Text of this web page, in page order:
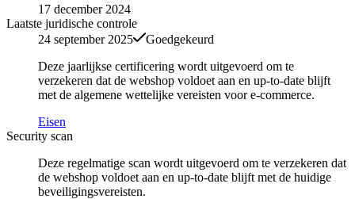
17 december 2024
Laatste juridische controle
24 september 2025
Goedgekeurd
Deze jaarlijkse certificering wordt uitgevoerd om te
verzekeren dat de webshop voldoet aan en up-to-date blijft
met de algemene wettelijke vereisten voor e-commerce.
Eisen
Security scan
Deze regelmatige scan wordt uitgevoerd om te verzekeren dat
de webshop voldoet aan en up-to-date blijft met de huidige
beveiligingsvereisten.